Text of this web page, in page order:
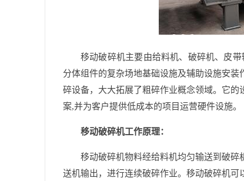
移动破碎机主要由给料机、破碎机、皮
分体组件的复杂场地基础设施及辅助设施安装
碎设备，大大拓展了粗碎作业概念领域。它
案,并为客户提供低成本的项目运营硬件设施。
移动破碎机工作原理：
移动破碎机物料经给料机均匀输送到破
送机输出，进行连续破碎作业。移动破碎机